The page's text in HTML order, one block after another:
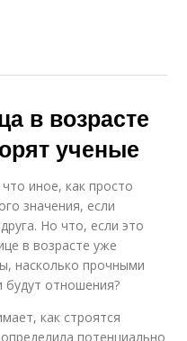
в возрасте
ученые
иное, как просто
значения, если
Но что, если это
в возрасте уже
насколько прочными
будут отношения?
как строятся
потенциально